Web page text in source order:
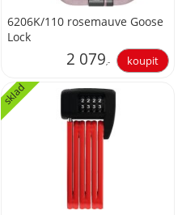
6206K/110 rosemauve Goose
Lock
2 079 ,-
1 718,18
sklad